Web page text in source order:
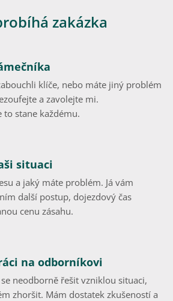
zakázka
klíče, nebo máte jiný problém
a zavolejte mi.
to stane každému.
situaci
a jaký máte problém. Já vám
další postup, dojezdový čas
cenu zásahu.
na odborníkovi
neodborně řešit vzniklou situaci,
zhoršit. Mám dostatek zkušeností a